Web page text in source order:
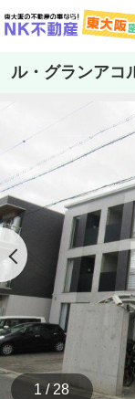
ル・グランアコ
1 / 28